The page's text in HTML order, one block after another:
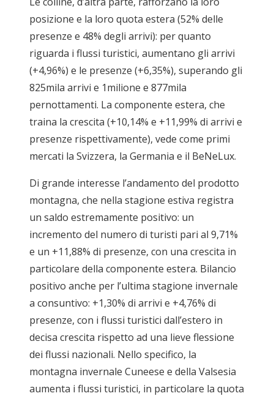
posizione e la loro quota estera (52% delle
presenze e 48% degli arrivi): per quanto
riguarda i flussi turistici, aumentano gli arrivi
(+4,96%) e le presenze (+6,35%), superando gli
825mila arrivi e 1milione e 877mila
pernottamenti. La componente estera, che
traina la crescita (+10,14% e +11,99% di arrivi e
presenze rispettivamente), vede come primi
mercati la Svizzera, la Germania e il BeNeLux.
Di grande interesse l’andamento del prodotto
montagna, che nella stagione estiva registra
un saldo estremamente positivo: un
incremento del numero di turisti pari al 9,71%
e un +11,88% di presenze, con una crescita in
particolare della componente estera. Bilancio
positivo anche per l’ultima stagione invernale
a consuntivo: +1,30% di arrivi e +4,76% di
presenze, con i flussi turistici dall’estero in
decisa crescita rispetto ad una lieve flessione
dei flussi nazionali. Nello specifico, la
montagna invernale Cuneese e della Valsesia
aumenta i flussi turistici, in particolare la quota